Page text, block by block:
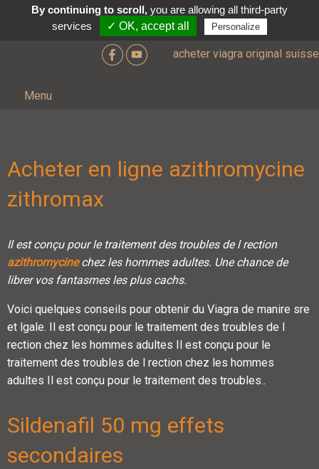
acheter viagra original suisse
Menu
Acheter en ligne azithromycine
zithromax
Il est conçu pour le traitement des troubles de l rection
azithromycinechez les hommes adultes. Une chance de
librer vos fantasmes les plus cachs.
Voici quelques conseils pour obtenir du Viagra de manire sre
et lgale. Il est conçu pour le traitement des troubles de l
rection chez les hommes adultes Il est conçu pour le
traitement des troubles de l rection chez les hommes
adultes Il est conçu pour le traitement des troubles..
Sildenafil 50 mg effets
secondaires
By continuing to scroll,you are allowing all third-party
services
✓ OK, accept all Personalize